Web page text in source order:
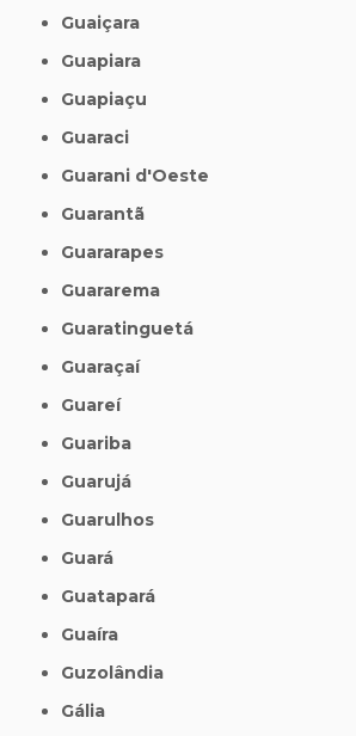
Guaiçara
Guapiara
Guapiaçu
Guaraci
Guarani d'Oeste
Guarantã
Guararapes
Guararema
Guaratinguetá
Guaraçaí
Guareí
Guariba
Guarujá
Guarulhos
Guará
Guatapará
Guaíra
Guzolândia
Gália